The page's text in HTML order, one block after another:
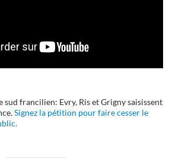
sud francilien: Evry, Ris et Grigny saisissent
Signez la pétition pour faire cesser le